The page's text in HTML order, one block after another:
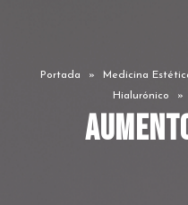
Portada » Medicina
Hialurónico
»